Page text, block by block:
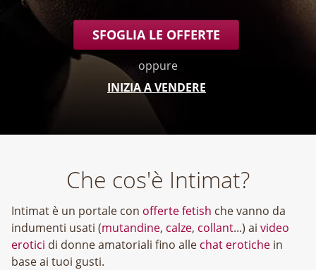
SFOGLIA LE OFFERTE
oppure
INIZIA A VENDERE
Che cos'è Intimat?
Intimat è un portale con offerte fetish che vanno da
indumenti usati (mutandine, calze, collant...) ai video
erotici di donne amatoriali fino alle chat erotiche in
base ai tuoi gusti.